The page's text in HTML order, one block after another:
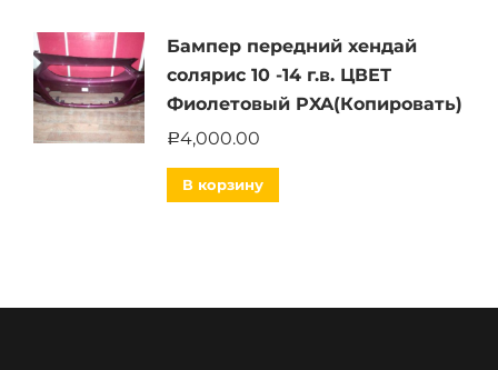
Бампер передний хендай
солярис 10 -14 г.в. ЦВЕТ
Фиолетовый PXA(Копировать)
Р4,000.00
В корзину